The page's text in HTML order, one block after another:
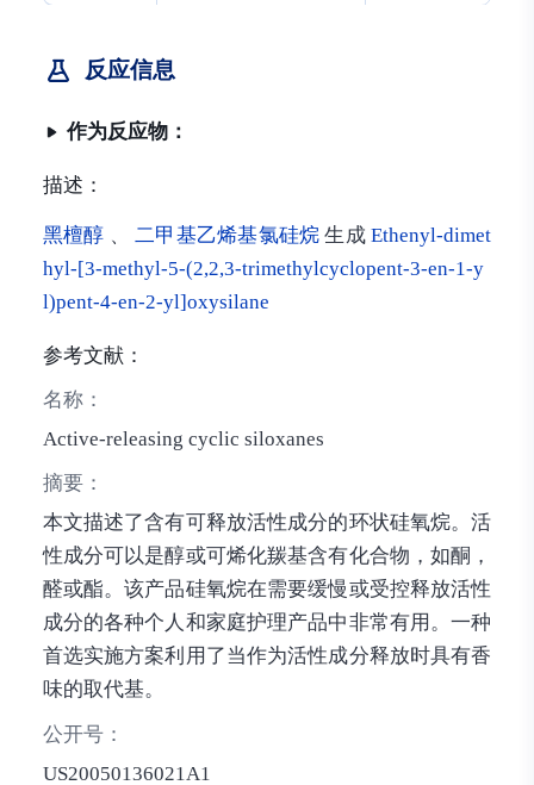
反应信息
作为反应物：
描述：
黑檀醇 、二甲基乙烯基氯硅烷 生成Ethenyl-dimet
hyl-[3-methyl-5-(2,2,3-trimethylcyclopent-3-en-1-y
l)pent-4-en-2-yl]oxysilane
参考文献：
名称：
Active-releasing cyclic siloxanes
摘要：
本文描述了含有可释放活性成分的环状硅氧烷。活
性成分可以是醇或可烯化羰基含有化合物，如酮，
醛或酯。该产品硅氧烷在需要缓慢或受控释放活性
成分的各种个人和家庭护理产品中非常有用。一种
首选实施方案利用了当作为活性成分释放时具有香
味的取代基。
公开号：
US20050136021A1